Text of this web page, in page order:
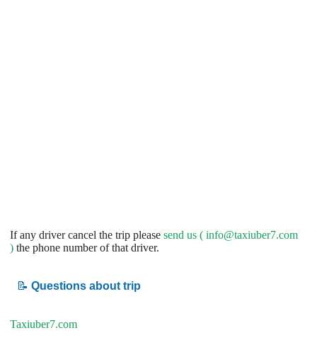
If any driver cancel the trip please send us ( info@taxiuber7.com
) the phone number of that driver.
📝 Questions about trip
Taxiuber7.com